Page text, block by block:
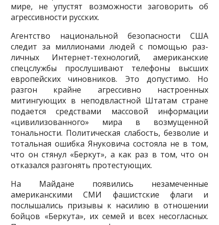
мире, не упустят возможности заговорить об
агрессивности русских.
Агентство национальной безопасности США
следит за миллионами людей с помощью раз­
личных Интернет-технологий, американские
спецслужбы прослушивают телефоны высших
евро­пейских чиновников. Это допустимо. Но
разгон крайне агрессивно настроенных
митингующих в неподвластной Штатам стране
подается средствами массовой информации
«цивилизованного» мира в возмущенной
тональности. Политическая слабость, безволие и
тотальная ошибка Януковича со­стояла не в том,
что он стянул «Беркут», а как раз в том, что он
отказался разгонять протестующих.
На Майдане появились незамеченные
американскими СМИ фашистские флаги и
послыша­лись призывы к насилию в отношении
бойцов «Беркута», их семей и всех несогласных.